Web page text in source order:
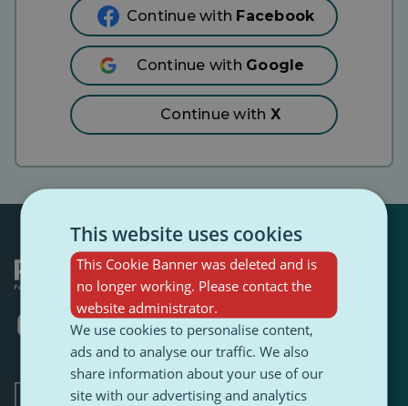
Continue with Facebook
Continue with Google
Continue with X
Otwiera
się
karcie
Otwiera
nowej
karcie
Otwiera
się
w
nowej
karcie
Otwiera
się
w
nowej
karcie
Otwiera
się
w
nowej
karcie
Otwiera
się
w
nowej
karcie
This website uses cookies
This Cookie Banner was deleted and is
no longer working. Please contact the
website administrator.
We use cookies to personalise content,
ads and to analyse our traffic. We also
share information about your use of our
site with our advertising and analytics